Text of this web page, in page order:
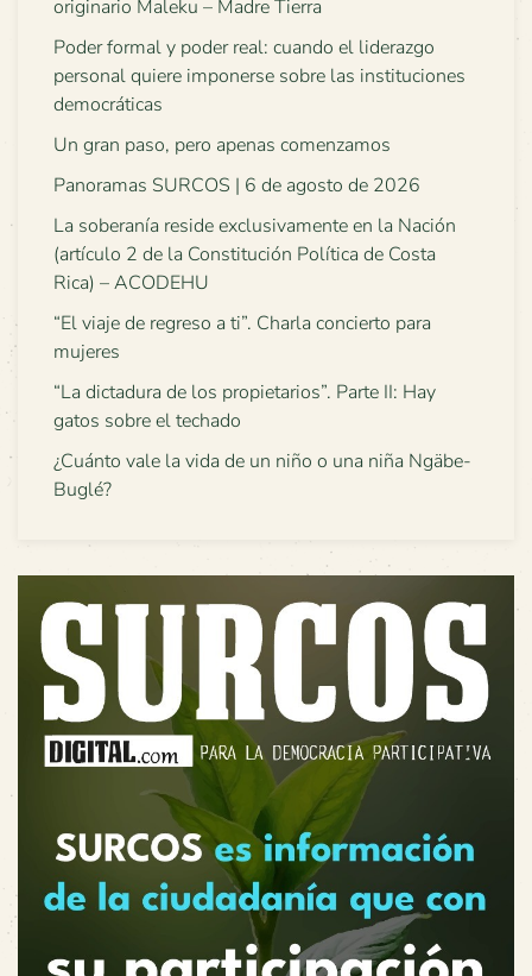
originario Maleku – Madre Tierra
Poder formal y poder real: cuando el liderazgo
personal quiere imponerse sobre las instituciones
democráticas
Un gran paso, pero apenas comenzamos
Panoramas SURCOS | 6 de agosto de 2026
La soberanía reside exclusivamente en la Nación
(artículo 2 de la Constitución Política de Costa
Rica) – ACODEHU
“El viaje de regreso a ti”. Charla concierto para
mujeres
“La dictadura de los propietarios”. Parte II: Hay
gatos sobre el techado
¿Cuánto vale la vida de un niño o una niña Ngäbe-
Buglé?